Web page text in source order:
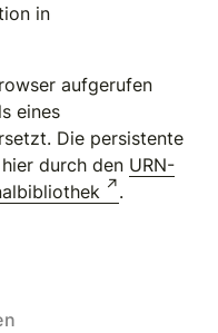
in
aufgerufen
eines
Die persistente
durch den URN-
.